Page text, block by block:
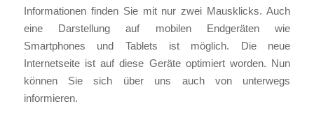
Informationen finden Sie mit nur zwei Mausklicks. Auch
eine Darstellung auf mobilen Endgeräten wie
Smartphones und Tablets ist möglich. Die neue
Internetseite ist auf diese Geräte optimiert worden. Nun
können Sie sich über uns auch von unterwegs
informieren.